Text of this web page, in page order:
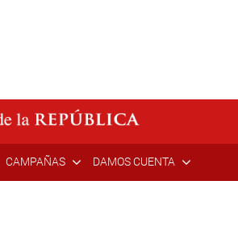
CAMPAÑAS DAMOS CUENTA